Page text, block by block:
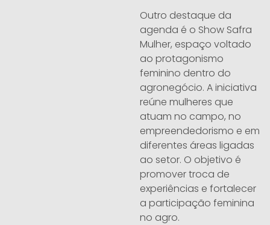
Outro destaque da
agenda é o Show Safra
Mulher, espaço voltado
ao protagonismo
feminino dentro do
agronegócio. A iniciativa
reúne mulheres que
atuam no campo, no
empreendedorismo e em
diferentes áreas ligadas
ao setor. O objetivo é
promover troca de
experiências e fortalecer
a participação feminina
no agro.